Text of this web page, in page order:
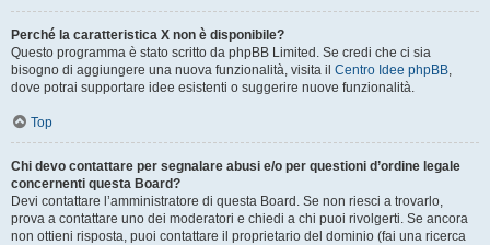
Perché la caratteristica X non è disponibile?
Questo programma è stato scritto da phpBB Limited. Se credi che ci sia
bisogno di aggiungere una nuova funzionalità, visita il Centro Idee phpBB,
dove potrai supportare idee esistenti o suggerire nuove funzionalità.
Top
Chi devo contattare per segnalare abusi e/o per questioni d’ordine legale
concernenti questa Board?
Devi contattare l’amministratore di questa Board. Se non riesci a trovarlo,
prova a contattare uno dei moderatori e chiedi a chi puoi rivolgerti. Se ancora
non ottieni risposta, puoi contattare il proprietario del dominio (fai una ricerca